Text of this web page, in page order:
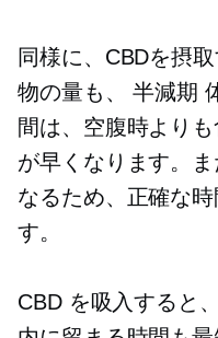
同様に、CBDを摂
物の量も、半減期
間は、空腹時より
が早くなります。
なるため、正確な
す。
CBD を吸入すると